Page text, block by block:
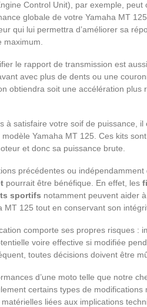
Control Unit), par exemple, peut
globale de votre Yamaha MT
qui lui permettra d’améliorer sa
maximum.
le rapport de transmission est
avec plus de dents ou une
obtiendra soit une accélération plus
à satisfaire votre soif de puissance, il
Yamaha MT 125. Ces kits
et donc sa puissance brute.
précédentes ou
pourrait être bénéfique. En effet, les
sportifs notamment peuvent aider
125 tout en conservant son
comporte ses propres risques :
voire effective si modifiée
toutes décisions doivent être
d’une moto telle que notre
certains types de modifications
liées aux implications